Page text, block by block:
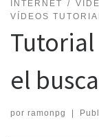
INTERNET
VÍDEOS
Tutorial
el
por ramonpg |